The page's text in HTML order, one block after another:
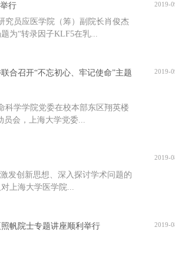
行
究员应医学院（筹）副院长肖俊杰
为“转录因子KLF5在乳...
2019-
合召开“不忘初心、牢记使命”主题
科学学院党委在校本部东区翔英楼
员会，上海大学党委...
2019-
发创新思想、深入探讨学术问题的
上海大学医学院...
2019-
帆院士专题讲座顺利举行 2019-